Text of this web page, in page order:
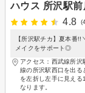
ハウス 所沢駅前
4.8
【所沢駅チカ】夏本番
メイクをサポート◎
アクセス：西武線所
線の所沢駅西口を出る
を左折し左手に見える
なります。